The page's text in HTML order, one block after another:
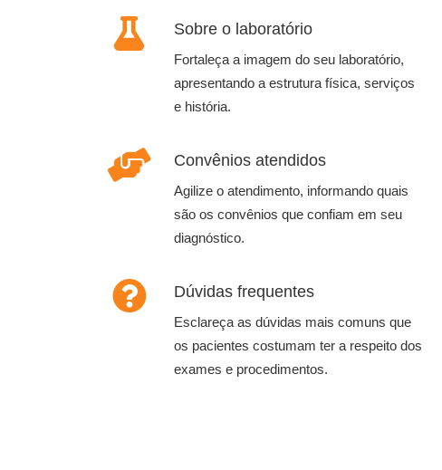
Sobre o laboratório
Fortaleça a imagem do seu laboratório,
apresentando a estrutura física, serviços
e história.
Convênios atendidos
Agilize o atendimento, informando quais
são os convênios que confiam em seu
diagnóstico.
Dúvidas frequentes
Esclareça as dúvidas mais comuns que
os pacientes costumam ter a respeito dos
exames e procedimentos.